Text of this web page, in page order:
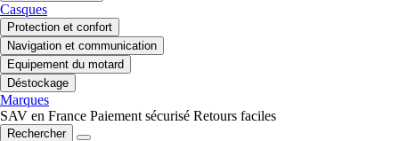
Casques
Protection et confort
Navigation et communication
Equipement du motard
Déstockage
Marques
SAV en France Paiement sécurisé Retours faciles
Rechercher